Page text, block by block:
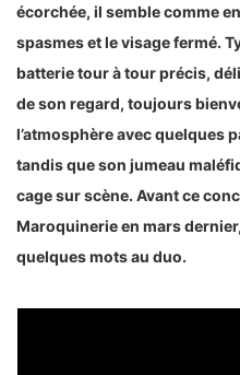
écorchée, il semble comme
spasmes et le visage fermé.
batterie tour à tour précis,
de son regard, toujours
l’atmosphère avec quelques
tandis que son jumeau
cage sur scène. Avant ce
Maroquinerie en mars
quelques mots au duo.